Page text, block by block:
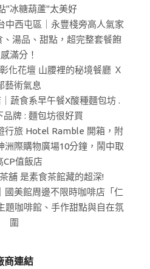
"冰糖葫蘆"太美好
中西屯區｜永豐棧旁高人氣家
湯品、甜點，超完整套餐飽
滿分！
化花壇 山腰裡的秘境餐廳 Ｘ
藝術氣息
蔬食系早午餐X酸種麵包坊 .
品牌 : 麵包坊很好買
行旅 Hotel Ramble 開箱，附
洲際購物廣場10分鐘，鬧中取
CP值飯店
舖 是素食茶館藏的超深!
國美館周邊不限時咖啡店「仁
咖啡館、手作甜點與自在氛
圍
商連結